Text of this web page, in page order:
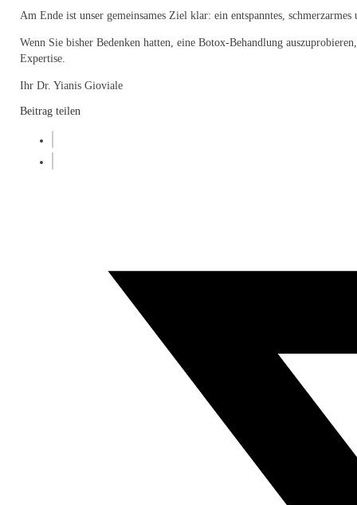
Am Ende ist unser gemeinsames Ziel klar: ein entspanntes,
Wenn Sie bisher Bedenken hatten, eine Botox-Behandlung
Expertise.
Ihr Dr. Yianis Gioviale
Beitrag teilen